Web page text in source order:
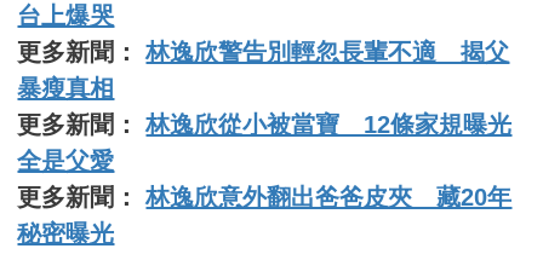
台上爆哭
更多新聞：林逸欣警告別輕忽長輩不適 揭父
暴瘦真相
更多新聞：林逸欣從小被當寶 12條家規曝光
全是父愛
更多新聞：林逸欣意外翻出爸爸皮夾 藏20年
秘密曝光